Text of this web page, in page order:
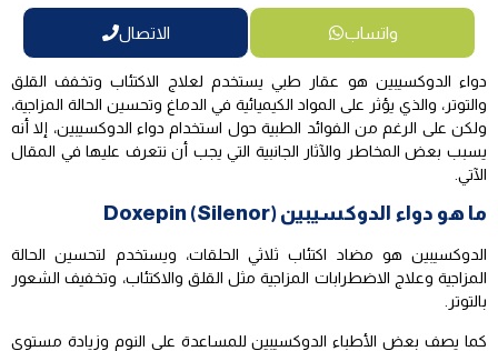
واتساب الاتصال
دواء الدوكسيبين هو عقار طبي يستخدم لعلاج الاكتئاب وتخفف القلق
والتوتر، والذي يؤثر على المواد الكيميائية في الدماغ وتحسين الحالة المزاجية،
ولكن على الرغم من الفوائد الطبية حول استخدام دواء الدوكسيبين، إلا أنه
يسبب بعض المخاطر والآثار الجانبية التي يجب أن نتعرف عليها في المقال
الآتي.
ما هو دواء الدوكسيبين Doxepin (Silenor)
الدوكسيبين هو مضاد اكتئاب ثلاثي الحلقات، ويستخدم لتحسين الحالة
المزاجية وعلاج الاضطرابات المزاجية مثل القلق والاكتئاب، وتخفيف الشعور
بالتوتر.
كما يصف بعض الأطباء الدوكسيبين للمساعدة على النوم وزيادة مستوى